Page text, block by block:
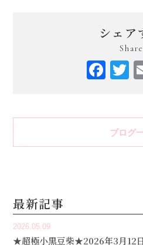
シェア
Share
ブログ
最新記事
2026.05.09
★超極小黒豆柴★2026年3月12